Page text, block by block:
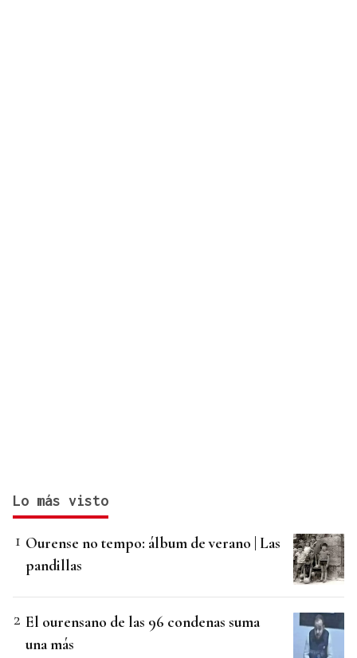
Lo más visto
Ourense no tempo: álbum de verano | Las
pandillas
El ourensano de las 96 condenas suma
una más